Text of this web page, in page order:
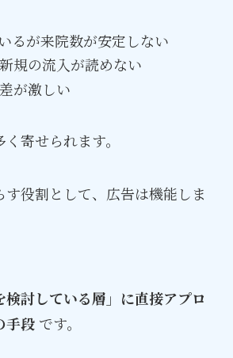
るが来院数が安定しない
規の流入が読めない
が激しい
寄せられます。
す役割として、広告は機能しま
検討している層」に直接アプロ
手段です。